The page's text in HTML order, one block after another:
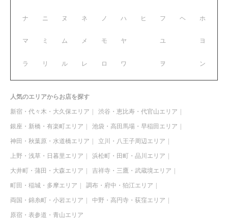
ナ ニ ヌ ネ ノ
マ ミ ム メ モ
ラ リ ル レ ロ
ハ ヒ フ ヘ ホ
ヤ ユ ヨ
ワ ヲ ン
人気のエリアからお店を探す
新宿・代々木・大久保エリア 渋谷・恵比寿・代官山エリア
銀座・新橋・有楽町エリア 池袋・高田馬場・早稲田エリア
神田・秋葉原・水道橋エリア 立川・八王子周辺エリア
上野・浅草・日暮里エリア 浜松町・田町・品川エリア
大井町・蒲田・大森エリア 吉祥寺・三鷹・武蔵境エリア
町田・稲城・多摩エリア 調布・府中・狛江エリア
両国・錦糸町・小岩エリア 中野・高円寺・荻窪エリア
原宿・表参道・青山エリア